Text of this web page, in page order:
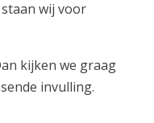
wij voor
kijken we graag
invulling.